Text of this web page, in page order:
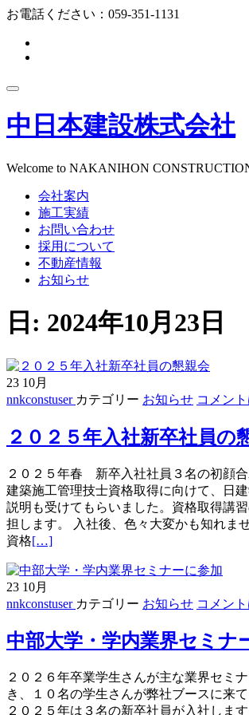
コ
ス
キ
プ
お電話ください： 059-351-1131
ナ
ビ
ゲ
ー
ョ
中日本建設株式会社
Welcome to NAKANIHON
会社案内
施工実績
お問い合わせ
採用について
不動産情報
お知らせ
日: 2024年10月23日
23 10月
nnkconstuser カテゴリー お知らせ コメン
２０２５年入社新卒社員の
２０２５年春 新卒入社社員３名の初顔合
建築施工管理技士資格取得に向けて、日
説明も受けてもらいました。資格取得講
担します。 入社後、色々大変かも知れま
資格続
を
読
む
０
５
年
入
[…]
23 10月
nnkconstuser カテゴリー お知らせ コメン
中部大学・学内業界セミナ
２０２６年卒業学生さんが主な業界セミ
き、１０名の学生さんが弊社ブースに来て
２０２５年は３名の新卒社員が入社しま